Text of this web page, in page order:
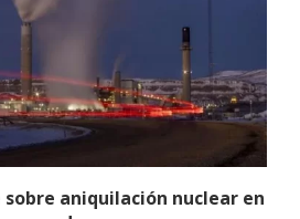
aniquilación nuclear en